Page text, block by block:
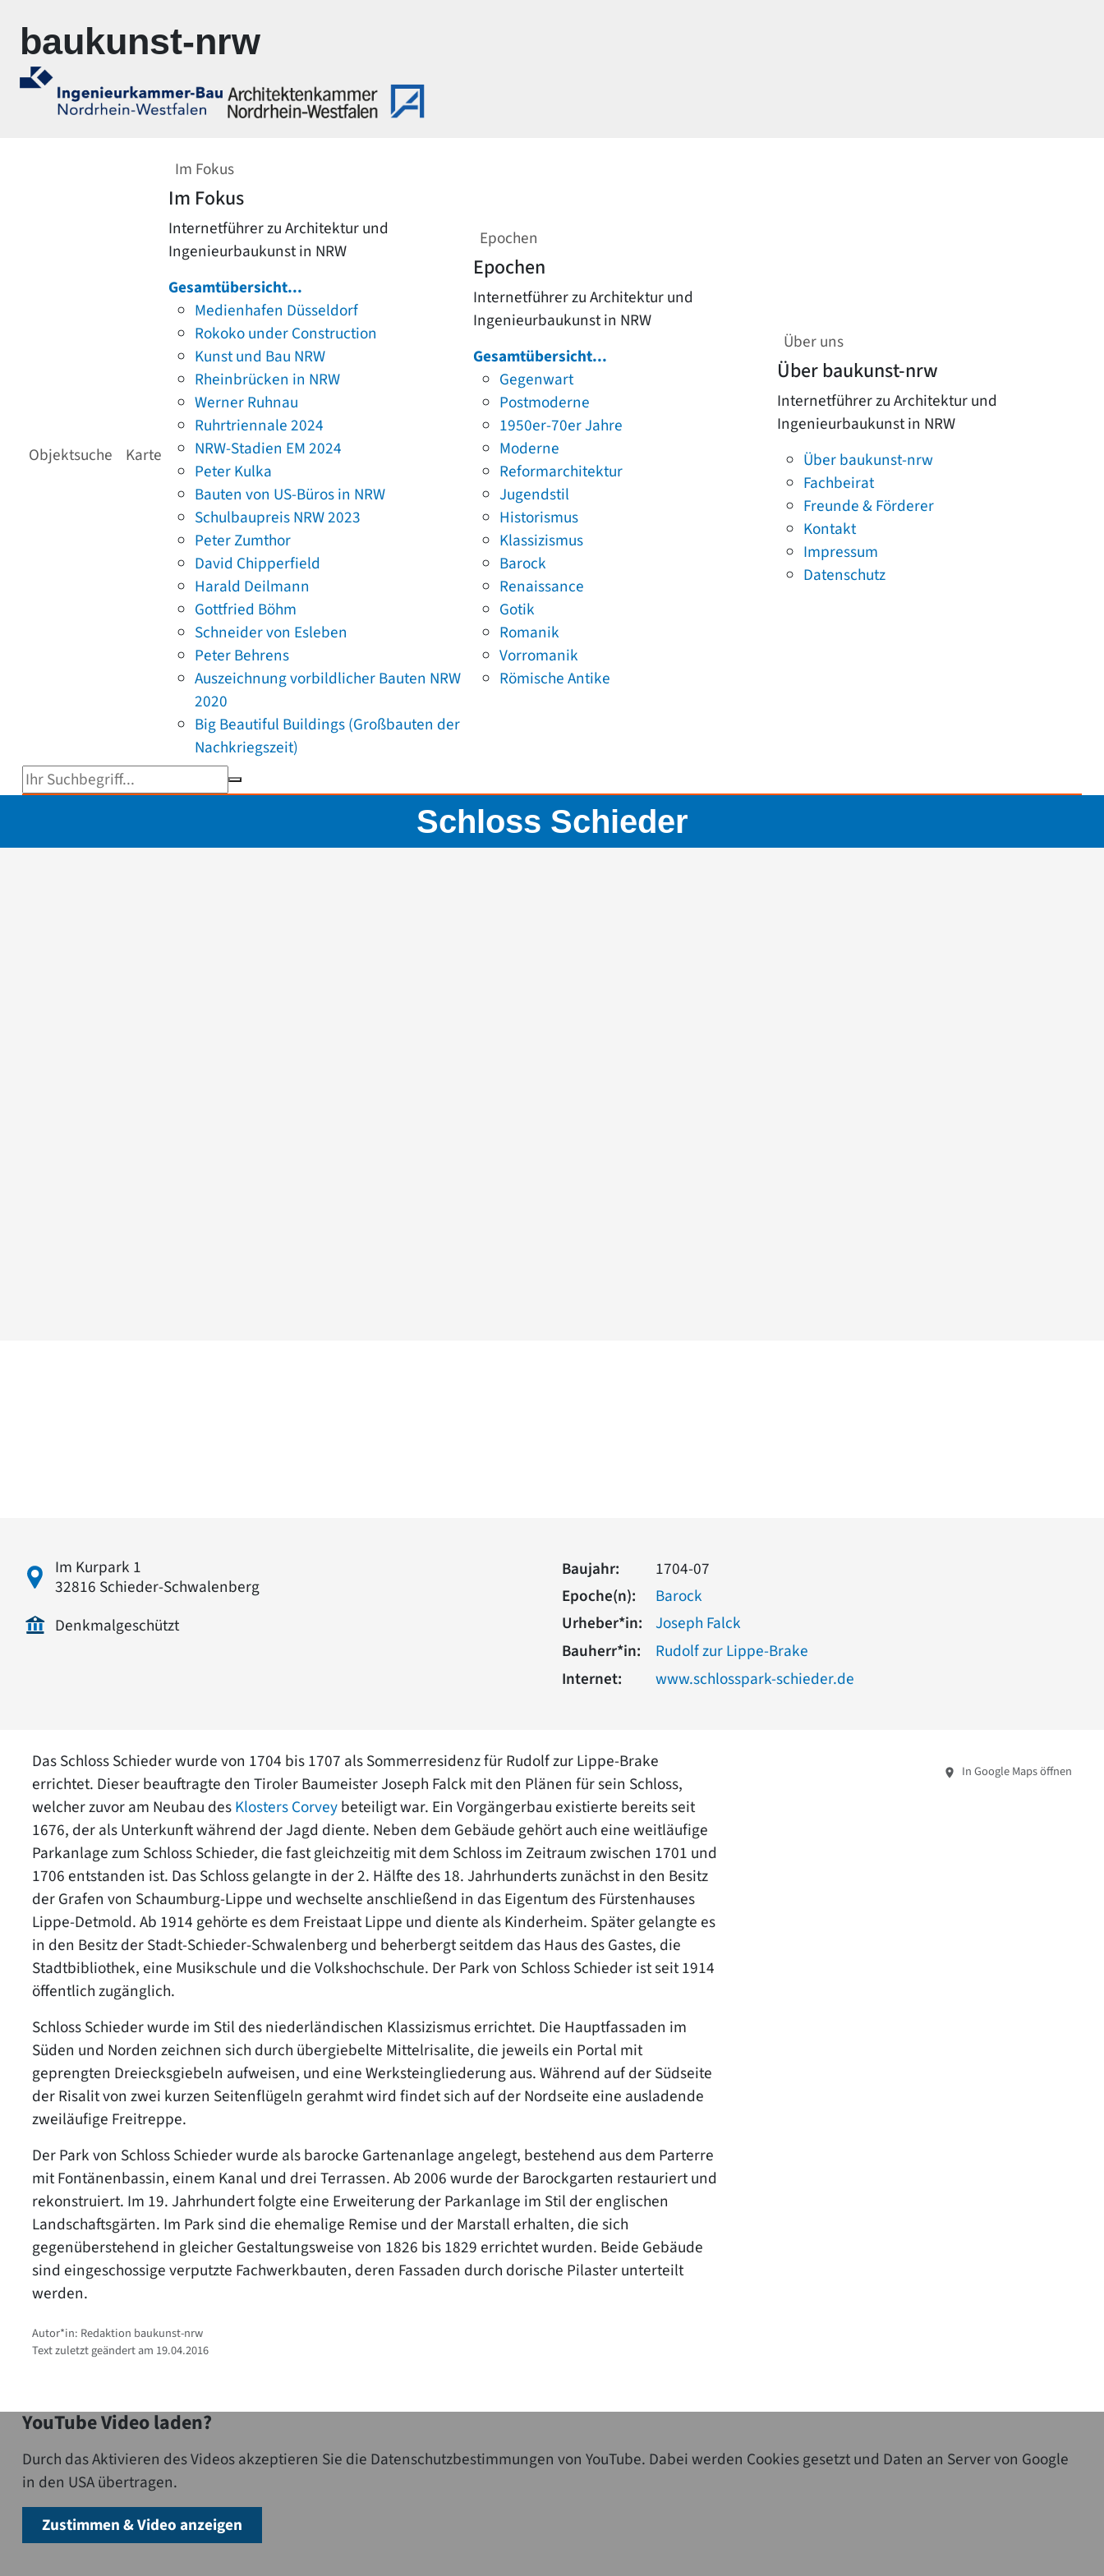
baukunst-nrw
Objektsuche Karte
Im Fokus
Im Fokus
Internetführer zu Architektur und
Ingenieurbaukunst in NRW
Gesamtübersicht...
Medienhafen Düsseldorf
Rokoko under Construction
Kunst und Bau NRW
Rheinbrücken in NRW
Werner Ruhnau
Ruhrtriennale 2024
NRW-Stadien EM 2024
Peter Kulka
Bauten von US-Büros in NRW
Schulbaupreis NRW 2023
Peter Zumthor
David Chipperfield
Harald Deilmann
Gottfried Böhm
Schneider von Esleben
Peter Behrens
Auszeichnung vorbildlicher Bauten NRW
2020
Big Beautiful Buildings (Großbauten der
Nachkriegszeit)
Epochen
Epochen
Internetführer zu Architektur und
Ingenieurbaukunst in NRW
Gesamtübersicht...
Gegenwart
Postmoderne
1950er-70er Jahre
Moderne
Reformarchitektur
Jugendstil
Historismus
Klassizismus
Barock
Renaissance
Gotik
Romanik
Vorromanik
Römische Antike
Über uns
Über baukunst-nrw
Internetführer zu Architektur und
Ingenieurbaukunst in NRW
Über baukunst-nrw
Fachbeirat
Freunde & Förderer
Kontakt
Impressum
Datenschutz
Suchbegriff eingeben
Schloss Schieder
Im Kurpark 1
32816 Schieder-Schwalenberg
Denkmalgeschützt
Baujahr:
1704-07
Epoche(n):
Barock
Urheber*in:
Joseph Falck
Bauherr*in:
Rudolf zur Lippe-Brake
Internet:
www.schlosspark-schieder.de
Das Schloss Schieder wurde von 1704 bis 1707 als Sommerresidenz für Rudolf zur Lippe-Brake
errichtet. Dieser beauftragte den Tiroler Baumeister Joseph Falck mit den Plänen für sein Schloss,
welcher zuvor am Neubau desKlosters Corveybeteiligt war. Ein Vorgängerbau existierte bereits seit
1676, der als Unterkunft während der Jagd diente. Neben dem Gebäude gehört auch eine weitläufige
Parkanlage zum Schloss Schieder, die fast gleichzeitig mit dem Schloss im Zeitraum zwischen 1701 und
1706 entstanden ist. Das Schloss gelangte in der 2. Hälfte des 18. Jahrhunderts zunächst in den Besitz
der Grafen von Schaumburg-Lippe und wechselte anschließend in das Eigentum des Fürstenhauses
Lippe-Detmold. Ab 1914 gehörte es dem Freistaat Lippe und diente als Kinderheim. Später gelangte es
in den Besitz der Stadt-Schieder-Schwalenberg und beherbergt seitdem das Haus des Gastes, die
Stadtbibliothek, eine Musikschule und die Volkshochschule. Der Park von Schloss Schieder ist seit 1914
öffentlich zugänglich.
Schloss Schieder wurde im Stil des niederländischen Klassizismus errichtet. Die Hauptfassaden im
Süden und Norden zeichnen sich durch übergiebelte Mittelrisalite, die jeweils ein Portal mit
geprengten Dreiecksgiebeln aufweisen, und eine Werksteingliederung aus. Während auf der Südseite
der Risalit von zwei kurzen Seitenflügeln gerahmt wird findet sich auf der Nordseite eine ausladende
zweiläufige Freitreppe.
Der Park von Schloss Schieder wurde als barocke Gartenanlage angelegt, bestehend aus dem Parterre
mit Fontänenbassin, einem Kanal und drei Terrassen. Ab 2006 wurde der Barockgarten restauriert und
rekonstruiert. Im 19. Jahrhundert folgte eine Erweiterung der Parkanlage im Stil der englischen
Landschaftsgärten. Im Park sind die ehemalige Remise und der Marstall erhalten, die sich
gegenüberstehend in gleicher Gestaltungsweise von 1826 bis 1829 errichtet wurden. Beide Gebäude
sind eingeschossige verputzte Fachwerkbauten, deren Fassaden durch dorische Pilaster unterteilt
werden.
Autor*in: Redaktion baukunst-nrw
Text zuletzt geändert am 19.04.2016
In Google Maps öffnen
YouTube Video laden?
Durch das Aktivieren des Videos akzeptieren Sie die Datenschutzbestimmungen von YouTube. Dabei werden Cookies gesetzt und Daten an Server von Google
in den USA übertragen.
Zustimmen & Video anzeigen